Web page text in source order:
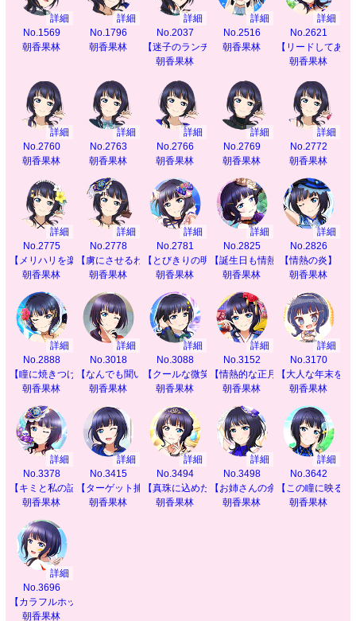
詳細
No.1569
朝香果林
詳細
No.1796
朝香果林
詳細
No.2037
【迷子のランチタイム】
朝香果林
詳細
No.2516
朝香果林
詳細
No.2621
【リードしてあげ
朝香果林
詳細
No.2760
朝香果林
詳細
No.2763
朝香果林
詳細
No.2766
朝香果林
詳細
No.2769
朝香果林
詳細
No.2772
朝香果林
詳細
No.2775
【メリハリを楽しんで】
朝香果林
詳細
No.2778
【虜にさせるわ】
朝香果林
詳細
No.2781
【とびきりの明日へ】
朝香果林
詳細
No.2825
【誕生日も情熱的に】
朝香果林
詳細
No.2826
【情熱の炎】
朝香果林
詳細
No.2888
【瞳に焼きつけて】
朝香果林
詳細
No.3018
【なんでも聞いて】
朝香果林
詳細
No.3088
【クールな微笑み】
朝香果林
詳細
No.3152
【情熱的な正月を】
朝香果林
詳細
No.3170
【大人な年末を】
朝香果林
詳細
No.3378
【キミと私の記録】
朝香果林
詳細
No.3415
【ターゲット捕捉！】
朝香果林
詳細
No.3494
【真珠に込めた願い】
朝香果林
詳細
No.3498
【お姉さんの余裕】
朝香果林
詳細
No.3642
【この瞳に映るも
朝香果林
詳細
No.3696
【カラフルホッパー】
朝香果林